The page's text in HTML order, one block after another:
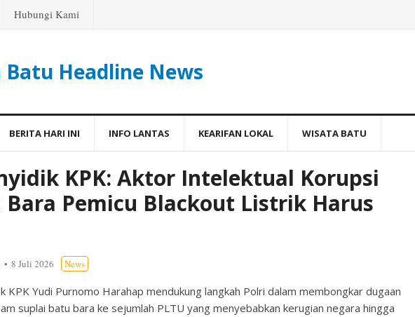
Hubungi Kami
Headline News
BERITA HARI INI INFO LANTAS KEARIFAN LOKAL WISATA BATU
KPK: Aktor Intelektual Korupsi
Bara Pemicu Blackout Listrik Harus
8 Juli 2026 News
KPK Yudi Purnomo Harahap mendukung langkah Polri dalam membongkar dugaan
suplai batu bara ke sejumlah PLTU yang menyebabkan kerugian negara hingga